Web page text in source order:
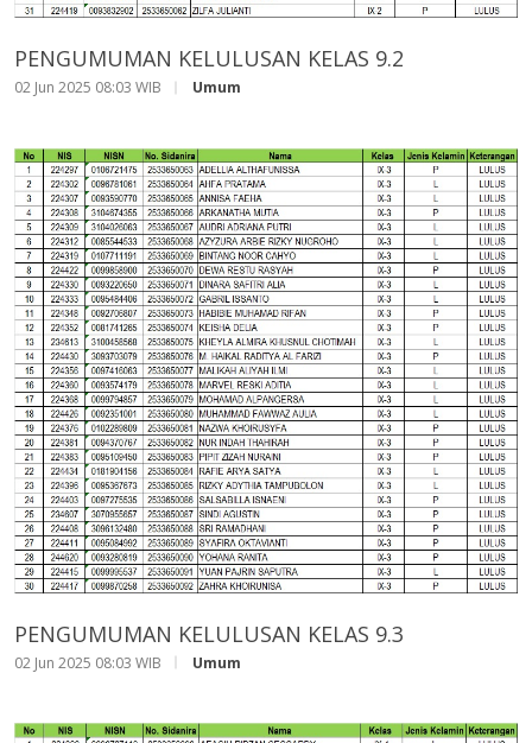
PENGUMUMAN KELULUSAN KELAS 9.2
02 Jun 2025 08:03 WIB Umum
PENGUMUMAN KELULUSAN KELAS 9.3
02 Jun 2025 08:03 WIB Umum